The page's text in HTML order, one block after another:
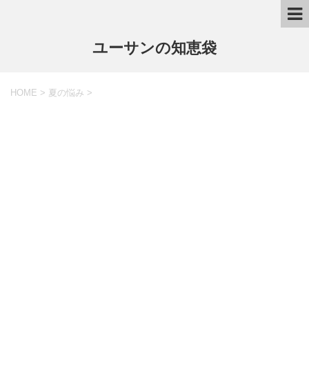
ユーサンの知恵袋
HOME > 夏の悩み >